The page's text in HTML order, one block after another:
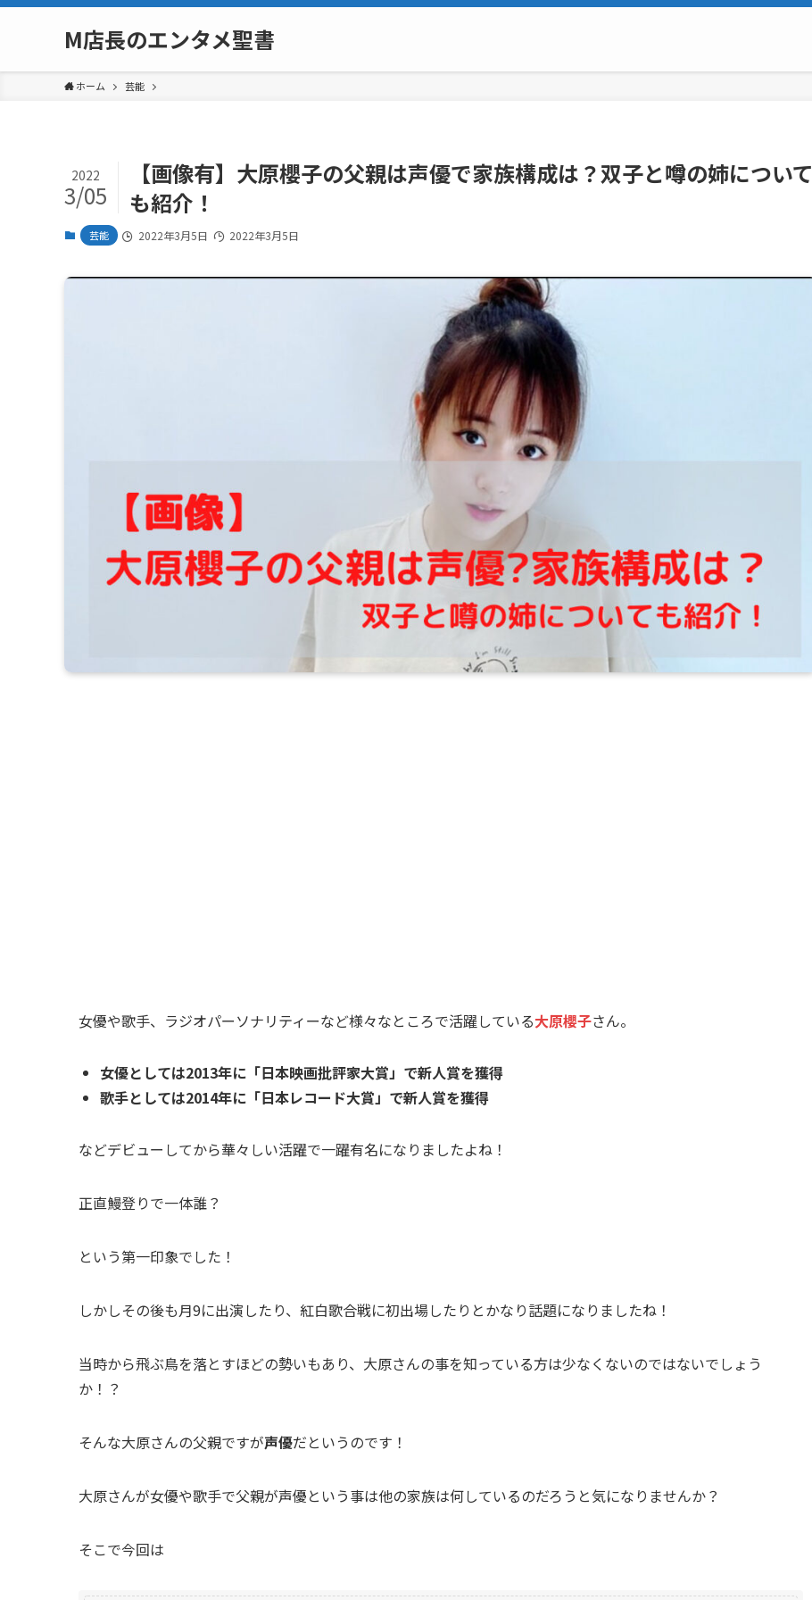
M店長のエンタメ聖書
ホーム 芸能
【画像有】大原櫻子の父親は声優で家族構成は？双子と噂の姉について
も紹介！
2022
3/05
芸能 2022年3月5日 2022年3月5日
女優や歌手、ラジオパーソナリティーなど様々なところで活躍している大原櫻子さん。
女優としては2013年に「日本映画批評家大賞」で新人賞を獲得
歌手としては2014年に「日本レコード大賞」で新人賞を獲得
などデビューしてから華々しい活躍で一躍有名になりましたよね！
正直鰻登りで一体誰？
という第一印象でした！
しかしその後も月9に出演したり、紅白歌合戦に初出場したりとかなり話題になりましたね！
当時から飛ぶ鳥を落とすほどの勢いもあり、大原さんの事を知っている方は少なくないのではないでしょう
か！？
そんな大原さんの父親ですが声優だというのです！
大原さんが女優や歌手で父親が声優という事は他の家族は何しているのだろうと気になりませんか？
そこで今回は